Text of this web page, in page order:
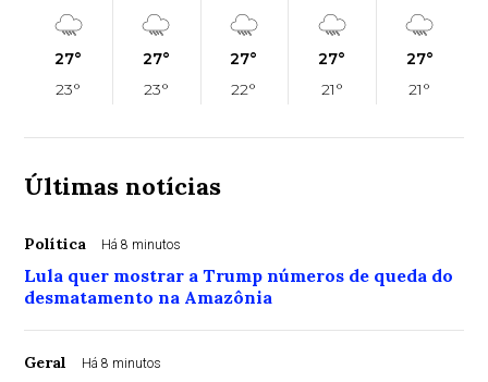
27°
23°
27°
23°
27°
22°
27°
21°
27°
21°
Últimas notícias
Política Há 8 minutos
Lula quer mostrar a Trump números de queda do
desmatamento na Amazônia
Geral Há 8 minutos